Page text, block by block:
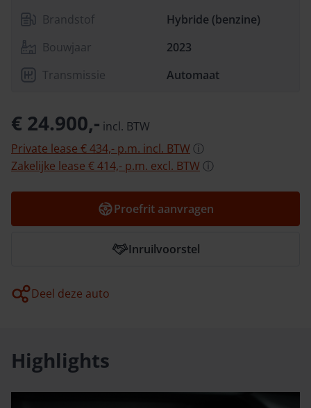
Brandstof
Hybride (benzine)
Bouwjaar
2023
Transmissie
Automaat
€ 24.900,- incl. BTW
Private lease € 434,- p.m. incl. BTWⓘ
Zakelijke lease € 414,- p.m. excl. BTWⓘ
Proefrit aanvragen
Inruilvoorstel
Deel deze auto
Highlights